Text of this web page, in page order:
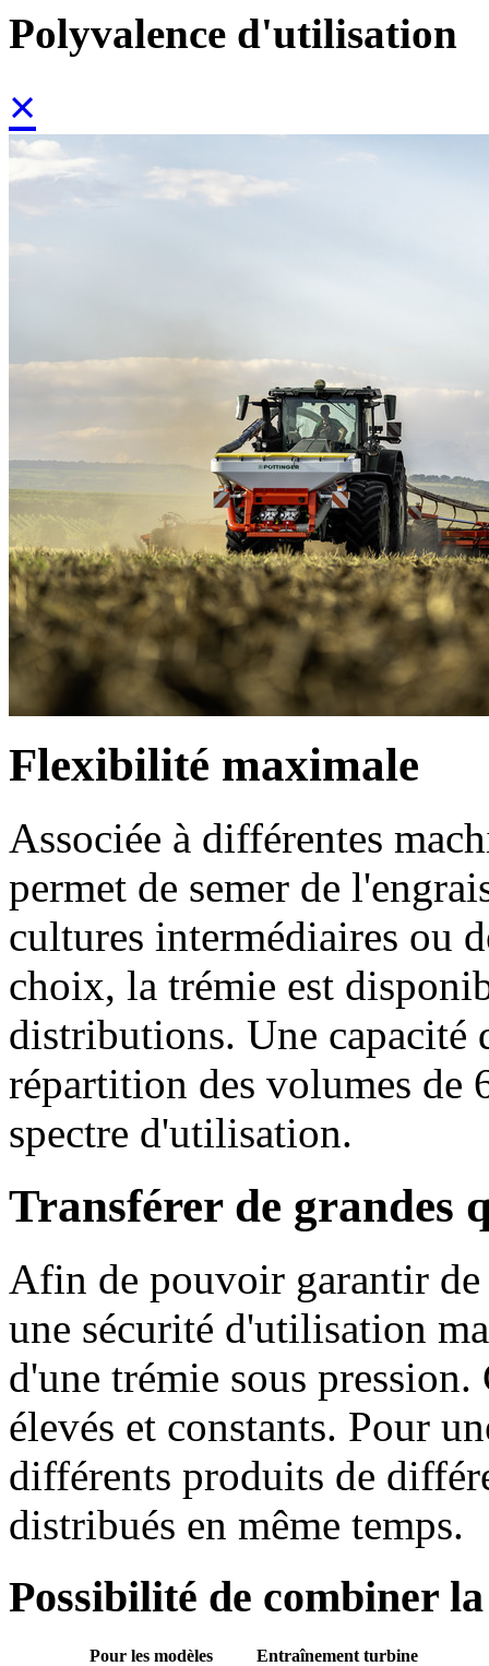
Polyvalence d'utilisation
×
Flexibilité maximale
Associée à différentes
permet de semer de
cultures intermédiaires ou
choix, la trémie est
distributions. Une capacité
répartition des volumes de
spectre d'utilisation.
Transférer de grandes
Afin de pouvoir garantir de
une sécurité d'utilisation
d'une trémie sous
élevés et constants. Pour
différents produits de
distribués en même temps.
Possibilité de combiner
Pour les modèles Entraînement turbine